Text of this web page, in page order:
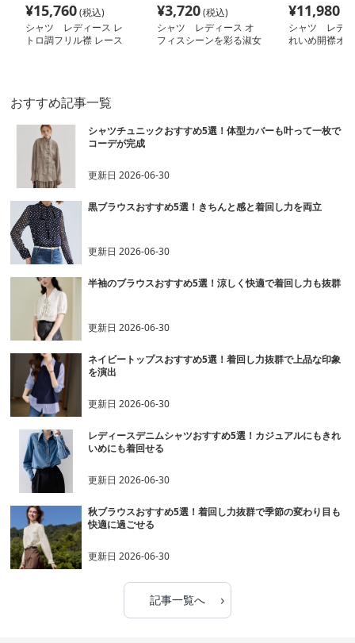
¥15,760(税込)
シャツ レディース レ
トロ調フリル襟 レース
¥3,720(税込)
シャツ レディース オ
フィスシーンを彩る淑女
¥11,980
シャツ レデ
れいめ開襟オ
おすすめ記事一覧
シャツチュニックおすすめ5選！体型カバーも叶って一枚で
コーデが完成
更新日2026-06-30
黒ブラウスおすすめ5選！きちんと感と着回し力を両立
更新日2026-06-30
半袖のブラウスおすすめ5選！涼しく快適で着回し力も抜群
更新日2026-06-30
ネイビートップスおすすめ5選！着回し力抜群で上品な印象
を演出
更新日2026-06-30
レディースデニムシャツおすすめ5選！カジュアルにもきれ
いめにも着回せる
更新日2026-06-30
秋ブラウスおすすめ5選！着回し力抜群で季節の変わり目も
快適に過ごせる
更新日2026-06-30
記事一覧へ ›